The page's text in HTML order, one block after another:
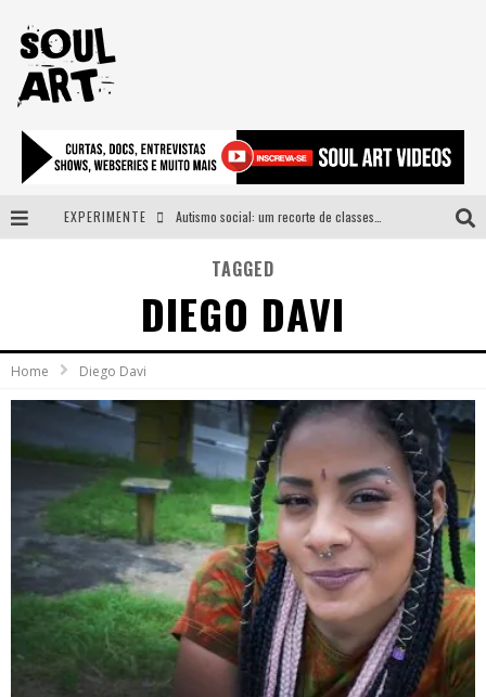
EXPERIMENTE
A subida da rampa é diferente!
Faça o bem! Mas, sem olhar a quem!?
Novo single de Arnaldo Tifu, “De Testa” explora brasilidade em sons, cores e símbolos
TAGGED
DIEGO DAVI
Home Diego Davi